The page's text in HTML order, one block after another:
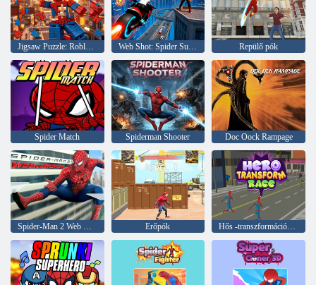
Jigsaw Puzzle: Roblox Spiderman Web Shot: Spider Superhero Repülő pók
Spider Match Spiderman Shooter Doc Oock Rampage
Spider-Man 2 Web Word of Word Erőpók Hős -transzformációs verseny